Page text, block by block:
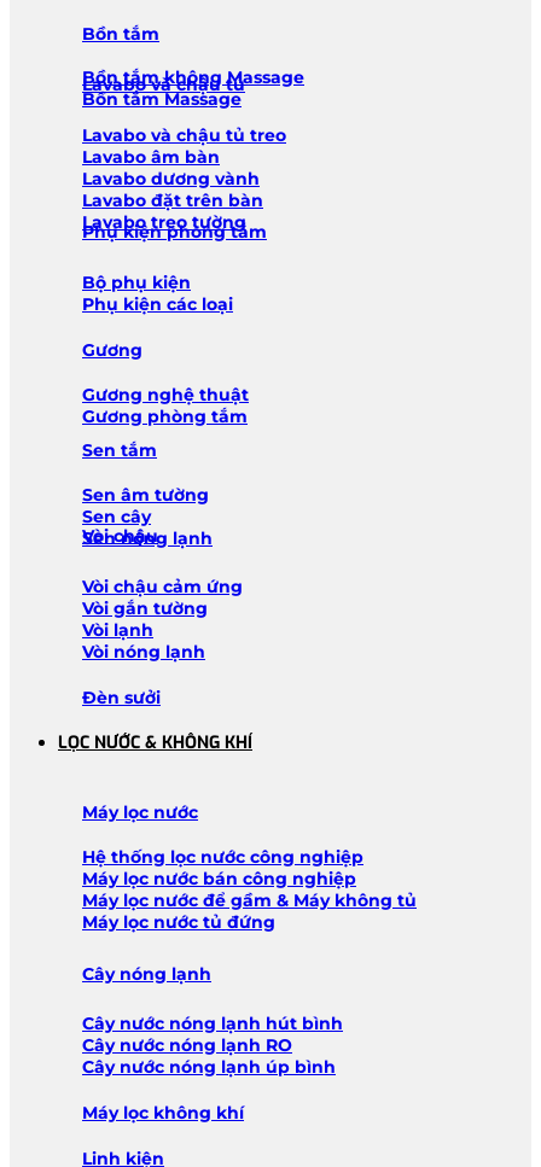
Bồn tắm
Bồn tắm không Massage
Bồn tắm Massage
Lavabo và chậu tủ
Lavabo và chậu tủ treo
Lavabo âm bàn
Lavabo dương vành
Lavabo đặt trên bàn
Lavabo treo tường
Phụ kiện phòng tắm
Bộ phụ kiện
Phụ kiện các loại
Gương
Gương nghệ thuật
Gương phòng tắm
Sen tắm
Sen âm tường
Sen cây
Sen nóng lạnh
Vòi chậu
Vòi chậu cảm ứng
Vòi gắn tường
Vòi lạnh
Vòi nóng lạnh
Đèn sưởi
LỌC NƯỚC & KHÔNG KHÍ
Máy lọc nước
Hệ thống lọc nước công nghiệp
Máy lọc nước bán công nghiệp
Máy lọc nước để gầm & Máy không tủ
Máy lọc nước tủ đứng
Cây nóng lạnh
Cây nước nóng lạnh hút bình
Cây nước nóng lạnh RO
Cây nước nóng lạnh úp bình
Máy lọc không khí
Linh kiện